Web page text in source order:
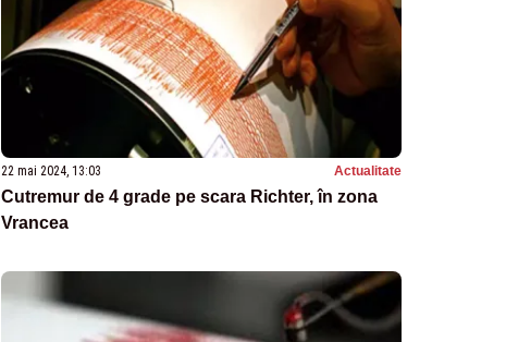
22 mai 2024, 13:03 Actualitate
Cutremur de 4 grade pe scara Richter, în zona
Vrancea